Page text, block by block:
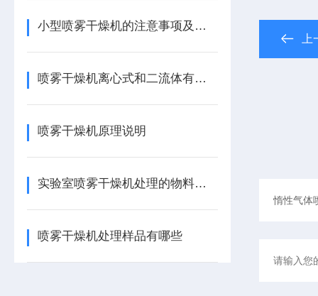
小型喷雾干燥机的注意事项及安全隐患
喷雾干燥机离心式和二流体有什么区别
喷雾干燥机原理说明
实验室喷雾干燥机处理的物料有哪些
喷雾干燥机处理样品有哪些